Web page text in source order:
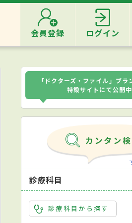
会員登録 ログイン
「ドクターズ・ファイル」ブラ
特設サイトにて公開中
診療科目
診療科目から探す